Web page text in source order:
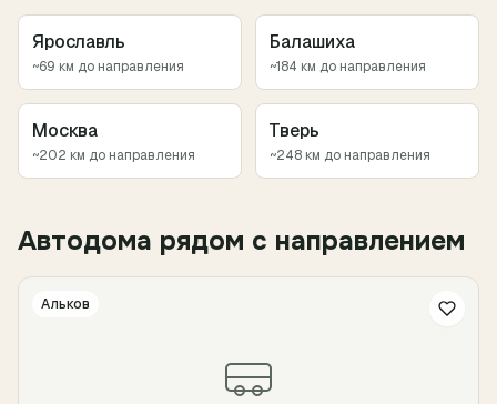
Ярославль
~69 км до направления
Балашиха
~184 км до направления
Москва
~202 км до направления
Тверь
~248 км до направления
Автодома рядом с направлением
Альков